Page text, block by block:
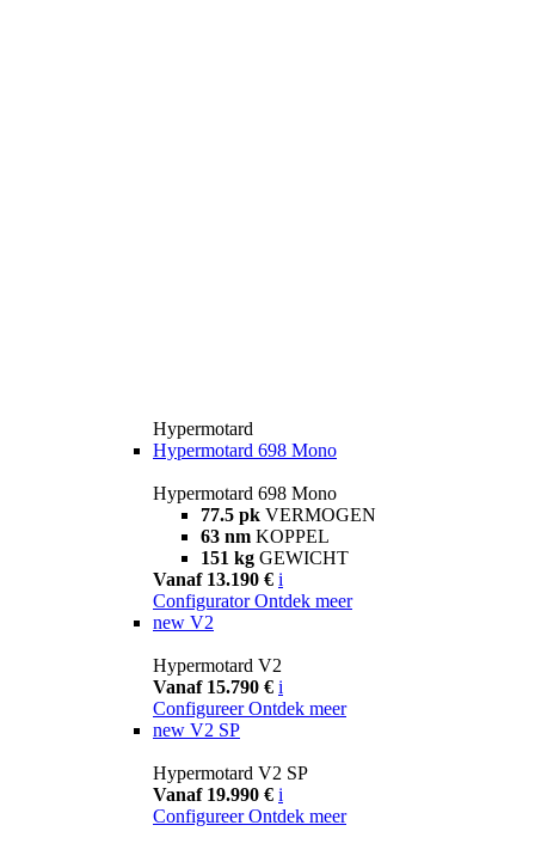
Hypermotard
Hypermotard 698 Mono
Hypermotard 698 Mono
77.5 pk VERMOGEN
63 nm KOPPEL
151 kg GEWICHT
Vanaf 13.190 € i
Configurator Ontdek meer
new V2
Hypermotard V2
Vanaf 15.790 € i
Configureer Ontdek meer
new V2 SP
Hypermotard V2 SP
Vanaf 19.990 € i
Configureer Ontdek meer